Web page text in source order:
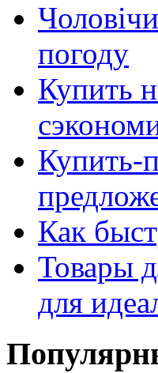
погоду
Купить
Купить-
Как
Товары
для